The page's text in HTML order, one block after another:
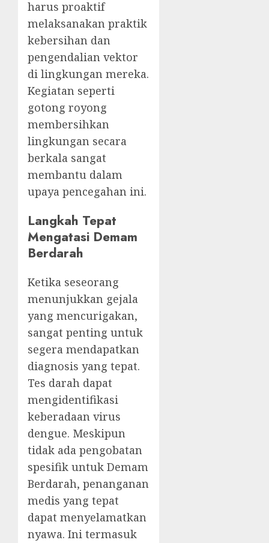
harus proaktif
melaksanakan praktik
kebersihan dan
pengendalian vektor
di lingkungan mereka.
Kegiatan seperti
gotong royong
membersihkan
lingkungan secara
berkala sangat
membantu dalam
upaya pencegahan ini.
Langkah Tepat
Mengatasi Demam
Berdarah
Ketika seseorang
menunjukkan gejala
yang mencurigakan,
sangat penting untuk
segera mendapatkan
diagnosis yang tepat.
Tes darah dapat
mengidentifikasi
keberadaan virus
dengue. Meskipun
tidak ada pengobatan
spesifik untuk Demam
Berdarah, penanganan
medis yang tepat
dapat menyelamatkan
nyawa. Ini termasuk